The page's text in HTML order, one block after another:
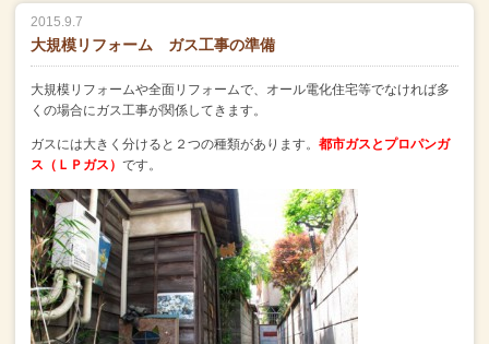
2015.9.7
大規模リフォーム ガス工事の準備
大規模リフォームや全面リフォームで、オール電化住宅等でなければ多
くの場合にガス工事が関係してきます。
ガスには大きく分けると２つの種類があります。 都市ガスとプロパンガ
ス（ＬＰガス） です。